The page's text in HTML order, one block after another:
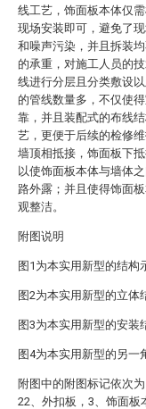
线工艺，饰面板本体仅
现场安装即可，避免了
和噪声污染，并且拆装
的承重，对施工人员的
线进行分层且分类敷设
的管线数量多，不仅使
靠，并且装配式的布线
艺，更便于后续的检修
墙顶相抵接，饰面板下
以使饰面板本体与墙体
路外露；并且使得饰面
观整洁。
附图说明
图1为本实用新型的结构
图2为本实用新型的立体
图3为本实用新型的安装
图4为本实用新型的另一
附图中的附图标记依次
22、外扣板，3、饰面板